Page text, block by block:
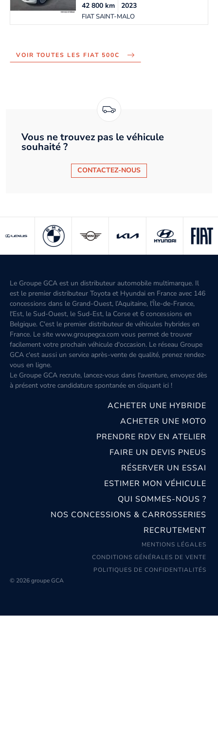
FIAT SAINT-MALO
42 800km 2023
VOIR TOUTES LES FIAT 500C
Vous ne trouvez pas le véhicule
souhaité ?
CONTACTEZ-NOUS
Le Groupe GCA est un distributeur automobile multimarque. Il
est le premier distributeur Toyota et Hyundai en France avec 146
concessions dans le Grand-Ouest, l’Aquitaine, l'Île-de-France,
l'Est, le Sud-Ouest, le Sud-Est, la Corse et 6 concessions en
Belgique. C'est le premier distributeur de véhicules hybrides en
France. Le site www.groupegca.com vous permet de trouver
facilement votre prochain véhicule d'occasion. Le réseau Groupe
GCA c'est aussi un service après-vente de qualité, prenez rendez-
vous en ligne.
Le Groupe GCA recrute, lancez-vous dans l'aventure, envoyez dès
à présent votre candidature spontanée en cliquant ici !
ACHETER UNE HYBRIDE
ACHETER UNE MOTO
PRENDRE RDV EN ATELIER
FAIRE UN DEVIS PNEUS
RÉSERVER UN ESSAI
ESTIMER MON VÉHICULE
QUI SOMMES-NOUS ?
NOS CONCESSIONS & CARROSSERIES
RECRUTEMENT
MENTIONS LÉGALES
CONDITIONS GÉNÉRALES DE VENTE
POLITIQUES DE CONFIDENTIALITÉS
© 2026 groupe GCA